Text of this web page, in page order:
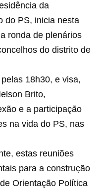
da
do PS, inicia nesta
ronda de plenários
do distrito de
18h30, e visa,
Brito,
e a participação
na vida do PS, nas
estas reuniões
para a construção
Orientação Política